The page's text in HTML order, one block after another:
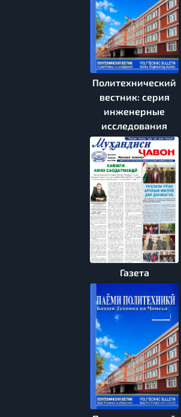
Политехнический
вестник: серия
инженерные
исследования
Газета